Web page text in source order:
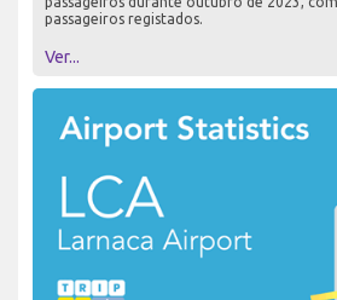
passageiros registados.
Ver...